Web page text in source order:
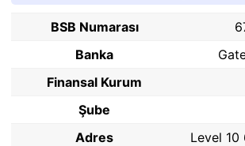
BSB Numarası
Banka
Finansal Kurum
Şube
Adres
Level